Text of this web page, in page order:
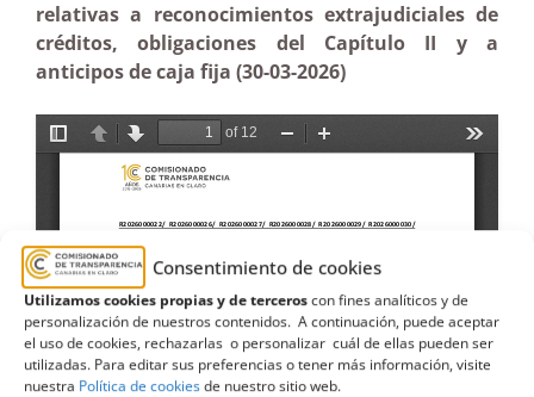
Consentimiento de cookies
Utilizamos cookies propias y de terceroscon fines analíticos y de
personalización de nuestros contenidos. A continuación, puede aceptar
el uso de cookies, rechazarlas o personalizar cuál de ellas pueden ser
utilizadas. Para editar sus preferencias o tener más información, visite
nuestra Política de cookiesde nuestro sitio web.
relativas a reconocimientos extrajudiciales de
créditos, obligaciones del Capítulo II y a
anticipos de caja fija (30-03-2026)